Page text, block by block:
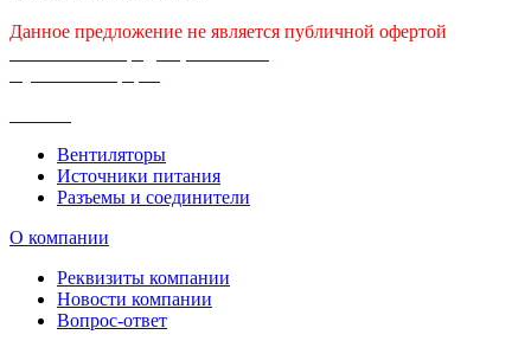
Данное предложение не является публичной офертой
Вентиляторы
Источники питания
Разъемы и соединители
О компании
Реквизиты компании
Новости компании
Вопрос-ответ